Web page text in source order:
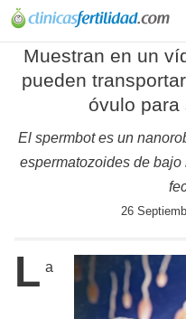
Muestran en un
pueden
óvulo para
El spermbot es un
espermatozoides de
26
L a